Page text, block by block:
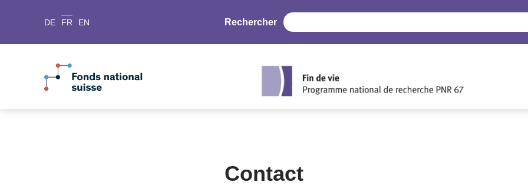
DE FR EN Rechercher
Contact